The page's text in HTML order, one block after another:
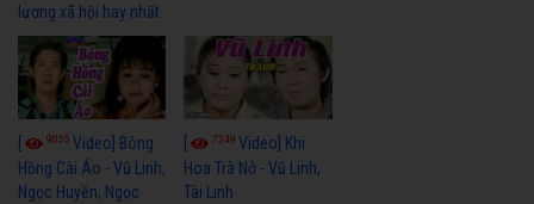
lương xã hội hay nhất
9055 Video] Bông
Hồng Cài Áo - Vũ Linh,
Ngọc Huyền, Ngọc
7349Video] Khi
Hoa Trà Nở - Vũ Linh,
Tài Linh